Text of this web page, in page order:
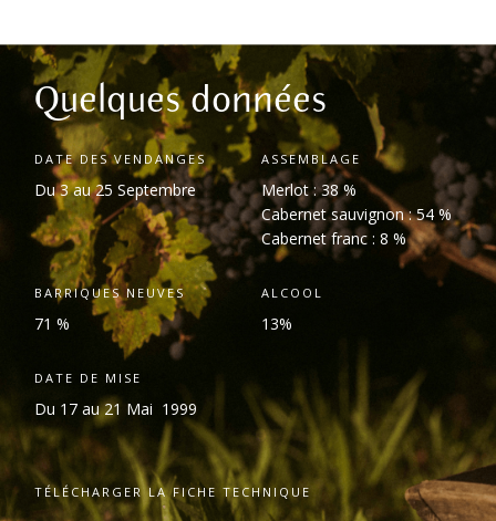
Quelques données
DATE DES VENDANGES
Du 3 au 25 Septembre
ASSEMBLAGE
Merlot : 38 %
Cabernet sauvignon : 54 %
Cabernet franc : 8 %
BARRIQUES NEUVES
71 %
ALCOOL
13%
DATE DE MISE
Du 17 au 21 Mai 1999
TÉLÉCHARGER LA FICHE TECHNIQUE